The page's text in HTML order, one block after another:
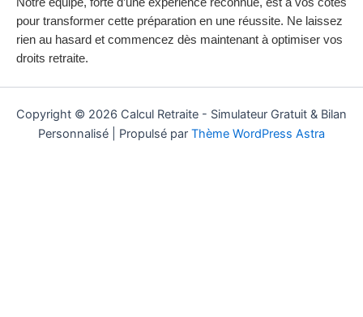
pour transformer cette préparation en une réussite. Ne laissez
rien au hasard et commencez dès maintenant à optimiser vos
droits retraite.
Copyright © 2026 Calcul Retraite - Simulateur Gratuit & Bilan
Personnalisé | Propulsé par Thème WordPress Astra